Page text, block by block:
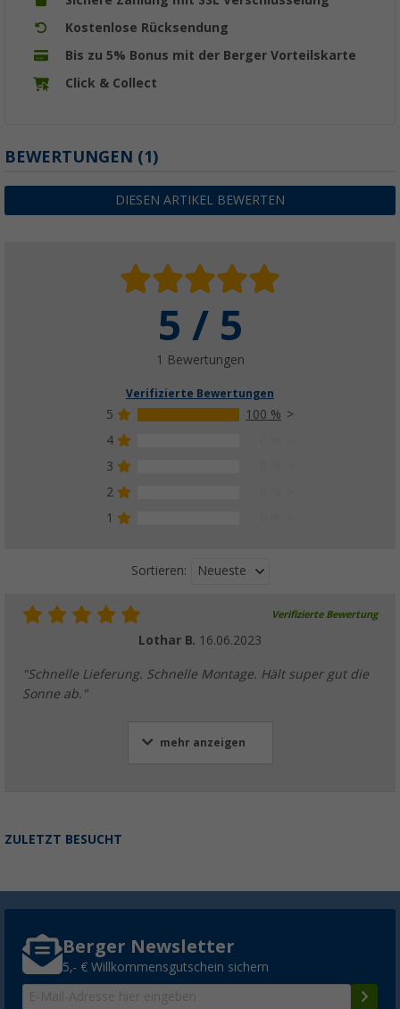
Kostenlose Rücksendung
Bis zu 5% Bonus mit der Berger Vorteilskarte
Click & Collect
BEWERTUNGEN (1)
DIESEN ARTIKEL BEWERTEN
5 / 5
1 Bewertungen
Verifizierte Bewertungen
5
100 %
4
3
2
1
Sortieren: Neueste
Verifizierte Bewertung
Lothar B. 16.06.2023
"Schnelle Lieferung. Schnelle Montage. Hält super gut die
Sonne ab."
mehr anzeigen
ZULETZT BESUCHT
Berger Newsletter
5,- € Willkommensgutschein sichern